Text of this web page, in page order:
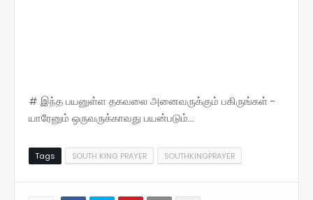
# இந்த பயனுள்ள தகவலை அனைவருக்கும் பகிருங்கள் -
யாரேனும் ஒருவருக்காவது பயன்படும்...
Tags SOUTH KING PRAYER SOUTHKINGPRAYER